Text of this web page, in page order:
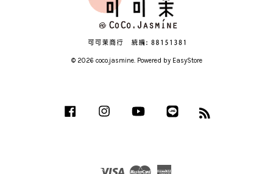
© 2026 coco.jasmine. Powered by EasyStore
Facebook Instagram YouTube
Visa Master